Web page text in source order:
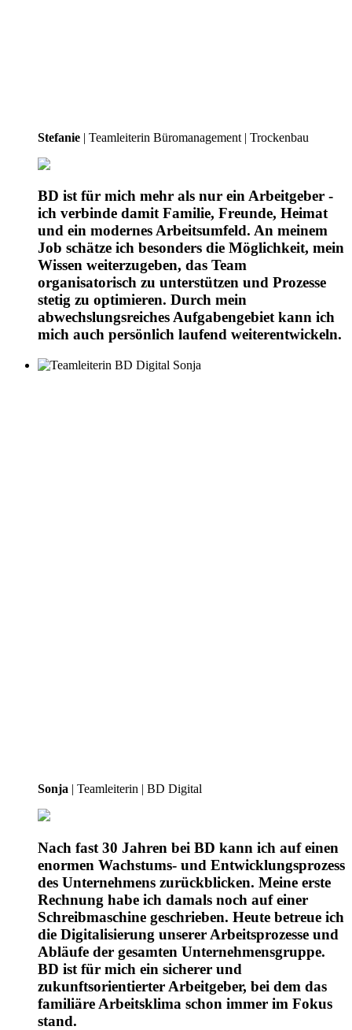
Stefanie | Teamleiterin Büromanagement | Trockenbau
BD ist für mich mehr als nur ein Arbeitgeber -
ich verbinde damit Familie, Freunde, Heimat
und ein modernes Arbeitsumfeld. An meinem
Job schätze ich besonders die Möglichkeit, mein
Wissen weiterzugeben, das Team
organisatorisch zu unterstützen und Prozesse
stetig zu optimieren. Durch mein
abwechslungsreiches Aufgabengebiet kann ich
mich auch persönlich laufend weiterentwickeln.
Sonja | Teamleiterin | BD Digital
Nach fast 30 Jahren bei BD kann ich auf einen
enormen Wachstums- und Entwicklungsprozess
des Unternehmens zurückblicken. Meine erste
Rechnung habe ich damals noch auf einer
Schreibmaschine geschrieben. Heute betreue ich
die Digitalisierung unserer Arbeitsprozesse und
Abläufe der gesamten Unternehmensgruppe.
BD ist für mich ein sicherer und
zukunftsorientierter Arbeitgeber, bei dem das
familiäre Arbeitsklima schon immer im Fokus
stand.